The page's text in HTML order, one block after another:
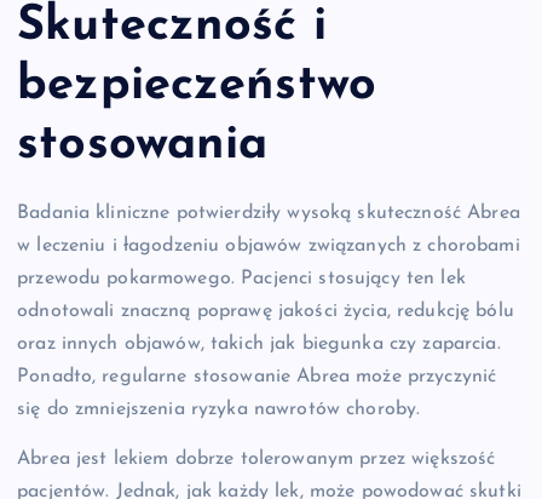
Skuteczność i
bezpieczeństwo
stosowania
Badania kliniczne potwierdziły wysoką skuteczność Abrea
w leczeniu i łagodzeniu objawów związanych z chorobami
przewodu pokarmowego. Pacjenci stosujący ten lek
odnotowali znaczną poprawę jakości życia, redukcję bólu
oraz innych objawów, takich jak biegunka czy zaparcia.
Ponadto, regularne stosowanie Abrea może przyczynić
się do zmniejszenia ryzyka nawrotów choroby.
Abrea jest lekiem dobrze tolerowanym przez większość
pacjentów. Jednak, jak każdy lek, może powodować skutki